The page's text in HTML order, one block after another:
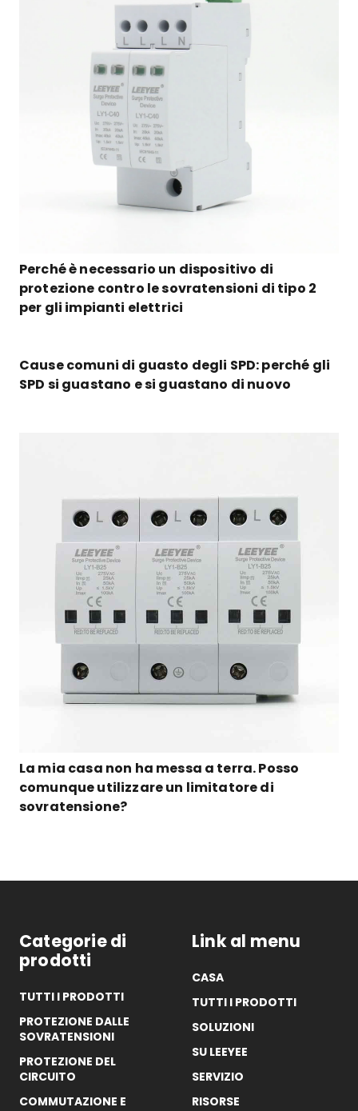
Perché è necessario un dispositivo di
protezione contro le sovratensioni di tipo 2
per gli impianti elettrici
Cause comuni di guasto degli SPD: perché gli
SPD si guastano e si guastano di nuovo
La mia casa non ha messa a terra. Posso
comunque utilizzare un limitatore di
sovratensione?
Categorie di
prodotti
TUTTI I PRODOTTI
PROTEZIONE DALLE
SOVRATENSIONI
PROTEZIONE DEL
CIRCUITO
COMMUTAZIONE E
Link al menu
CASA
TUTTI I PRODOTTI
SOLUZIONI
SU LEEYEE
SERVIZIO
RISORSE